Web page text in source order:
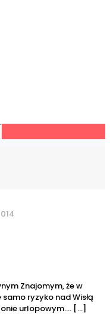
Znajomym, że w
ryzyko nad Wisłą
urlopowym…. […]